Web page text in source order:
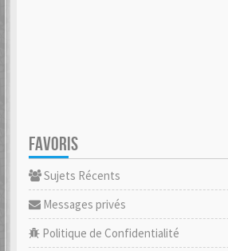
FAVORIS
Sujets Récents
Messages privés
Politique de Confidentialité